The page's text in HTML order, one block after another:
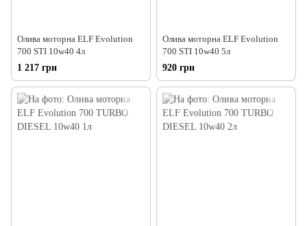
Олива моторна ELF Evolution
700 STI 10w40 4л
1 217 грн
Олива моторна ELF Evolution
700 STI 10w40 5л
920 грн